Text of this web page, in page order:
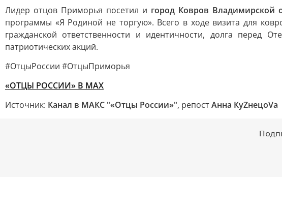
Лидер отцов Приморья посетил и город Ковров Владимирской
программы «Я Родиной не торгую». Всего в ходе визита для
гражданской ответственности и идентичности, долга перед
патриотических акций.
#ОтцыРоссии #ОтцыПриморья
«ОТЦЫ РОССИИ» В МАХ
Источник: Канал в МАКС "«Отцы России»", репостАнна КуZнецоVа